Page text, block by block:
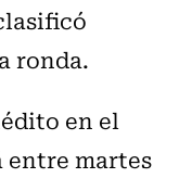
ronda.
en el
entre martes